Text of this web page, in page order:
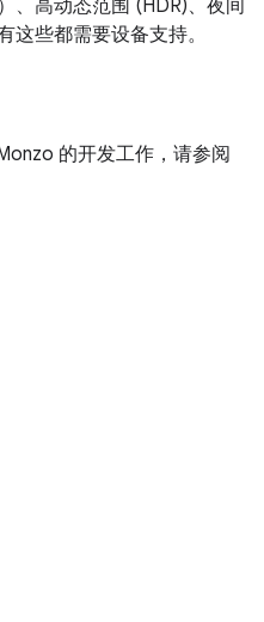
、高动态范围 (HDR)、夜间
这些都需要设备支持。
的开发工作，请参阅